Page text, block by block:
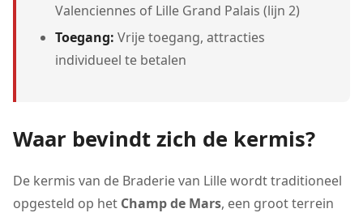
Valenciennes of Lille Grand Palais (lijn 2)
Toegang: Vrije toegang, attracties
individueel te betalen
Waar bevindt zich de kermis?
De kermis van de Braderie van Lille wordt traditioneel
opgesteld op het Champ de Mars, een groot terrein